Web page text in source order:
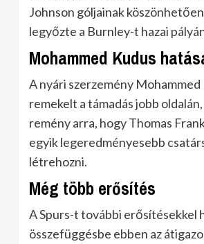
Johnson góljainak
legyőzte a Burnley-t hazai
Mohammed Kudus
A nyári szerzemény Mohammed
remekelt a támadás jobb oldalán,
remény arra, hogy Thomas
egyik legeredményesebb
létrehozni.
Még több erősítés
A Spurs-t további erősítésekkel
összefüggésbe ebben az